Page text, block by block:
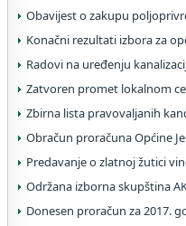
Obavijest o zakupu
Konačni rezultati izbora za
Radovi na uređenju
Zatvoren promet lokalnom
Zbirna lista pravovaljanih
Obračun proračuna Općine
Predavanje o zlatnoj žutici
Održana izborna skupština
Donesen proračun za 2017.